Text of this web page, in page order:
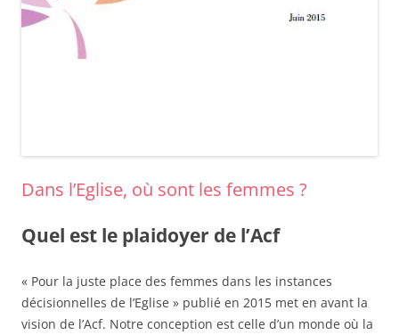
Dans l’Eglise, où sont les femmes ?
Quel est le plaidoyer de l’Acf
« Pour la juste place des femmes dans les instances
décisionnelles de l’Eglise » publié en 2015 met en avant la
vision de l’Acf. Notre conception est celle d’un monde où la